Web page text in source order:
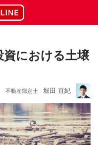
資における土壌
不動産鑑定士 堀田 直紀